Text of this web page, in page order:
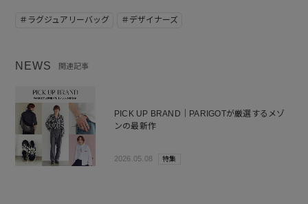
＃ラグジュアリーバッグ ＃デザイナーズ
NEWS 関連記事
PICK UP BRAND｜PARIGOTが厳選するメゾ
ンの最新作
2026.05.08 特集